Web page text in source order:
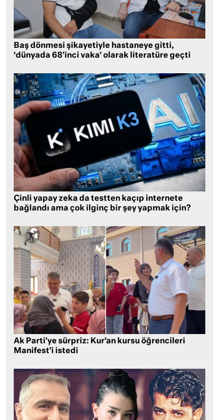
Baş dönmesi şikayetiyle hastaneye gitti,
‘dünyada 68’inci vaka’ olarak literatüre geçti
Çinli yapay zeka da testten kaçıp internete
bağlandı ama çok ilginç bir şey yapmak için?
Ak Parti’ye sürpriz: Kur’an kursu öğrencileri
Manifest’i istedi